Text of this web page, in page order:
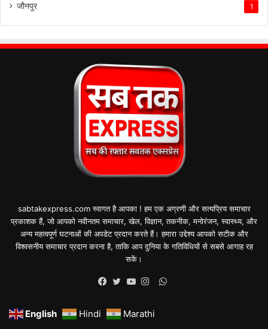
जौनपुर 1
sabtakexpress.com स्वागत है आपका ! हम एक अग्रणी और सत्यप्रिय समाचार
प्रकाशक हैं, जो आपको नवीनतम समाचार, खेल, विज्ञान, तकनीक, मनोरंजन, स्वास्थ्य, और
अन्य महत्वपूर्ण घटनाओं की अपडेट प्रदान करते हैं। हमारा उद्देश्य आपको सटीक और
विश्वसनीय समाचार प्रदान करना है, ताकि आप दुनिया के गतिविधियों से सबसे आगाह रह
सकें।
WhatsApp
English Hindi Marathi